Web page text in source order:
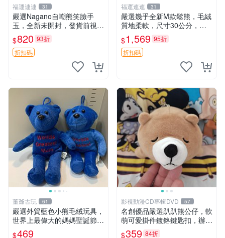
福運連連 31
嚴選Nagano自嘲熊笑臉手
玉，全新未開封，發貨前視頻
確認，海南 廣西 貴州 嚴選N
agano自嘲熊笑臉手玉，全新
未開封，發貨前視頻確認，四
$820 93折
折扣碼
福運連連 31
嚴選幾乎全新M款鬆熊，毛絨
質地柔軟，尺寸30公分，做
工精緻可愛，適合收藏或贈送
親友。中古使用痕跡，手感依
然優良。 鬆熊 嬰熊 毛玩偶
$1,569 95折
折扣碼
董爺古玩 61
嚴選外貿藍色小熊毛絨玩具，
世界上最偉大的媽媽聖誕節推
薦禮物 五角星 兒童玩具 母親
$469
影視動漫CD專輯DVD 57
名創優品嚴選趴趴熊公仔，軟
萌可愛掛件鍍鉻鍵匙扣，辦公
放松好選擇 趴趴熊 鍍鉻鍵匙
$359 84折